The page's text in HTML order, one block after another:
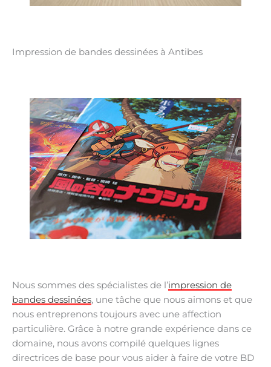
Impression de bandes dessinées à Antibes
Nous sommes des spécialistes de l’impression de
bandes dessinées, une tâche que nous aimons et que
nous entreprenons toujours avec une affection
particulière. Grâce à notre grande expérience dans ce
domaine, nous avons compilé quelques lignes
directrices de base pour vous aider à faire de votre BD